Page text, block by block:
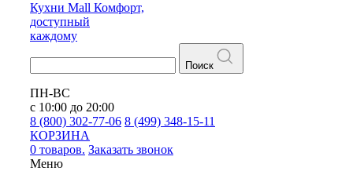
Кухни Mall Комфорт,
доступный
каждому
Поиск
ПН-ВС
с 10:00 до 20:00
8 (800) 302-77-06 8 (499) 348-15-11
КОРЗИНА
0 товаров. Заказать звонок
Меню